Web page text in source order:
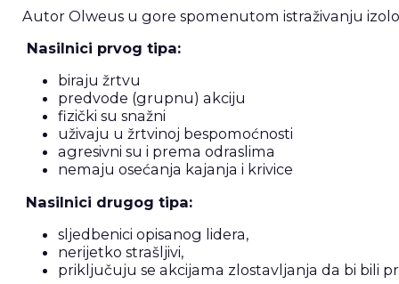
Autor Olweus u gore spomenutom istraživanju
Nasilnici prvog tipa:
biraju žrtvu
predvode (grupnu) akciju
fizički su snažni
uživaju u žrtvinoj bespomoćnosti
agresivni su i prema odraslima
nemaju osećanja kajanja i krivice
Nasilnici drugog tipa:
sljedbenici opisanog lidera,
nerijetko strašljivi,
priključuju se akcijama zlostavljanja da bi bili